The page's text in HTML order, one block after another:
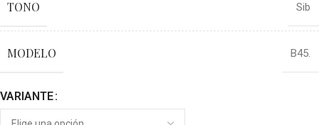
TONO Sib
MODELO B45.
VARIANTE